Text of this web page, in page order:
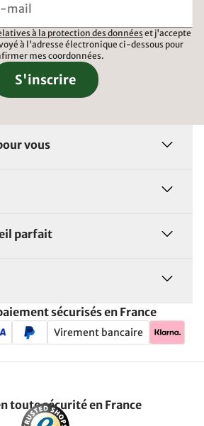
à la protection des données et j'accepte
à l'adresse électronique ci-dessous pour
mes coordonnées.
S'inscrire
vous
parfait
sécurisés en France
Virement bancaire
toute sécurité en France